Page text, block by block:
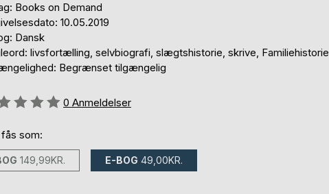
Books on Demand
10.05.2019
Dansk
livsfortælling, selvbiografi, slægtshistorie, skrive, Familiehistorie
Begrænset tilgængelig
0 Anmeldelser
fås som:
149,99KR. E-BOG 49,00KR.